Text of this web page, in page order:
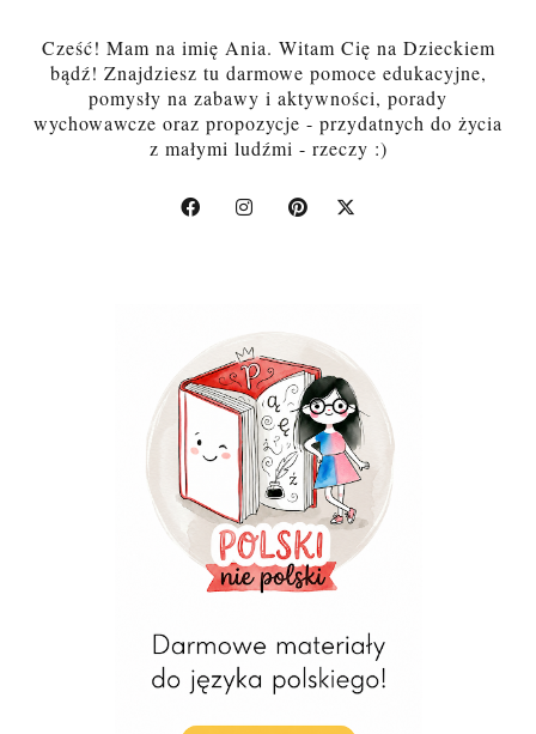
Cześć! Mam na imię Ania. Witam Cię na Dzieckiem
bądź! Znajdziesz tu darmowe pomoce edukacyjne,
pomysły na zabawy i aktywności, porady
wychowawcze oraz propozycje - przydatnych do życia
z małymi ludźmi - rzeczy :)